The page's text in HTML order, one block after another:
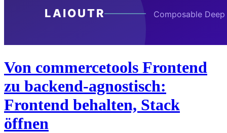
Von commercetools Frontend
zu backend-agnostisch:
Frontend behalten, Stack
öffnen